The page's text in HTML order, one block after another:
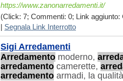
https://www.zanonarredamenti.it/
(Click: 7; Commenti: 0; Link aggiunto:
Segnala Link Interrotto
Sigi Arredamenti
Arredamento moderno,
arredamento camerette,
arredamento armadi, la